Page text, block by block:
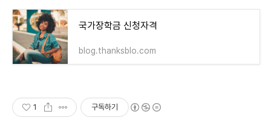
국가장학금 신청자격
blog.thanksblo.com
1 구독하기